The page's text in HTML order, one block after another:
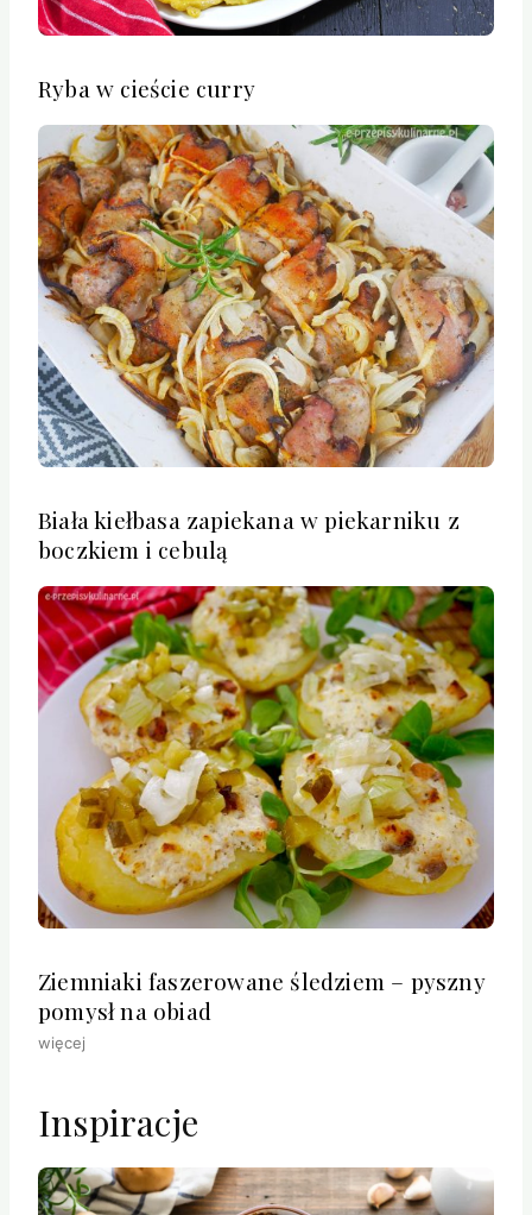
Ryba w cieście curry
Biała kiełbasa zapiekana w piekarniku z
boczkiem i cebulą
Ziemniaki faszerowane śledziem – pyszny
pomysł na obiad
więcej
Inspiracje